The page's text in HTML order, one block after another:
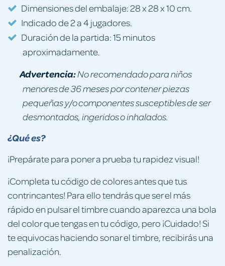
¿Qué es?
¡Prepárate para poner a prueba tu rapidez visual!
¡Completa tu código de colores antes que tus
contrincantes! Para ello tendrás que ser el más
rápido en pulsar el timbre cuando aparezca una bola
del color que tengas en tu código, pero ¡Cuidado! Si
te equivocas haciendo sonar el timbre, recibirás una
penalización.
Dimensiones del embalaje: 28 x 28 x 10 cm.
Indicado de 2 a 4 jugadores.
Duración de la partida: 15 minutos
aproximadamente.
Advertencia:No recomendado para niños
menores de 36 meses por contener piezas
pequeñas y/o componentes susceptibles de ser
desmontados, ingeridos o inhalados.